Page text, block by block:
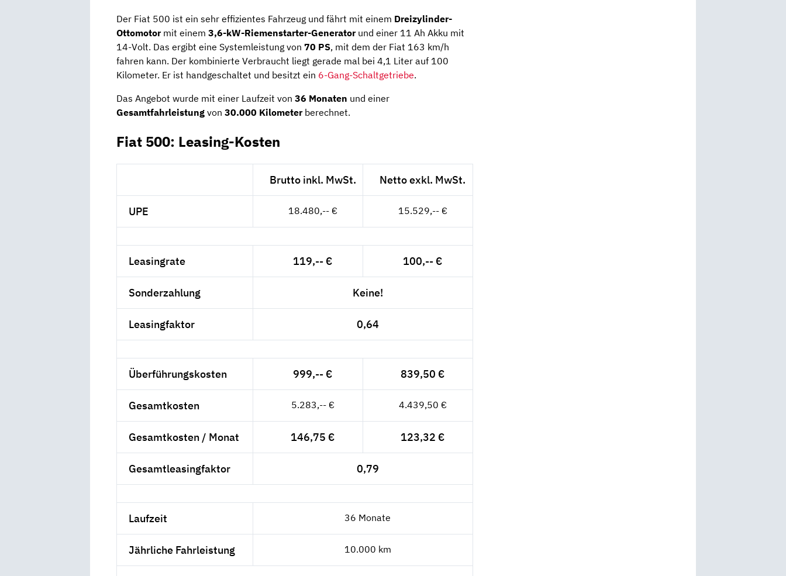
Der Fiat 500 ist ein sehr effizientes Fahrzeug und fährt mit einem Dreizylinder-
Ottomotormit einem 3,6-kW-Riemenstarter-Generatorund einer 11 Ah Akku mit
14-Volt. Das ergibt eine Systemleistung von 70 PS, mit dem der Fiat 163 km/h
fahren kann. Der kombinierte Verbraucht liegt gerade mal bei 4,1 Liter auf 100
Kilometer. Er ist handgeschaltet und besitzt ein 6-Gang-Schaltgetriebe.
Das Angebot wurde mit einer Laufzeit von 36 Monaten und einer
Gesamtfahrleistung von 30.000 Kilometerberechnet.
Fiat 500: Leasing-Kosten
Brutto inkl. MwSt. Netto exkl. MwSt.
UPE 18.480,-- € 15.529,-- €
Leasingrate 119,-- € 100,-- €
Sonderzahlung Keine!
Leasingfaktor 0,64
Überführungskosten 999,-- € 839,50 €
Gesamtkosten 5.283,-- € 4.439,50 €
Gesamtkosten / Monat 146,75 € 123,32 €
Gesamtleasingfaktor 0,79
Laufzeit 36 Monate
Jährliche Fahrleistung 10.000 km